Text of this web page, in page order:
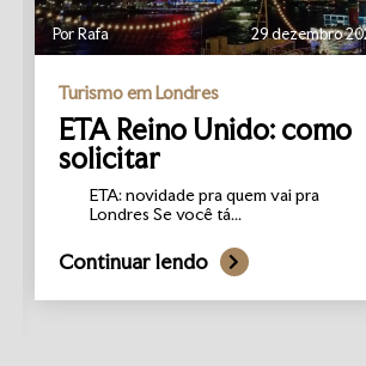
Por Rafa 29 dezembro
Turismo em Londres
ETA Reino Unido: como
solicitar
ETA: novidade pra quem vai pra
Londres Se você tá...
Continuar lendo